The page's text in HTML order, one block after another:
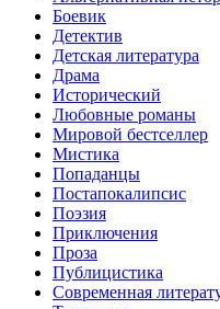
Боевик
Детектив
Детская литература
Драма
Исторический
Любовные романы
Мировой бестселлер
Мистика
Попаданцы
Постапокалипсис
Поэзия
Приключения
Проза
Публицистика
Современная